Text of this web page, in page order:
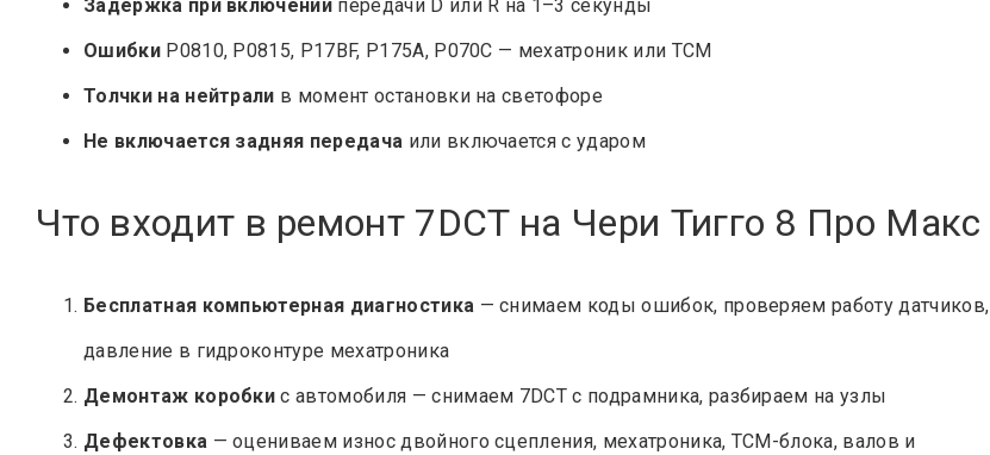
Задержка при включении передачи D или R на 1–3 секунды
ОшибкиP0810, P0815, P17BF, P175A, P070C — мехатроник или TCM
Толчки на нейтрали в момент остановки на светофоре
Не включается задняя передача или включается с ударом
Что входит в ремонт 7DCT на Чери Тигго 8 Про Макс
Бесплатная компьютерная диагностика — снимаем коды ошибок, проверяем работу датчиков,
давление в гидроконтуре мехатроника
Демонтаж коробки с автомобиля — снимаем 7DCT с подрамника, разбираем на узлы
Дефектовка — оцениваем износ двойного сцепления, мехатроника, ТСМ-блока, валов и